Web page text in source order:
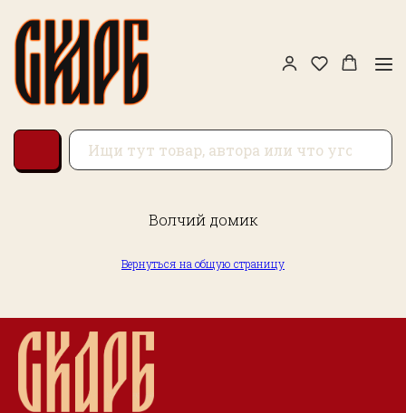
Волчий домик
Вернуться на общую страницу